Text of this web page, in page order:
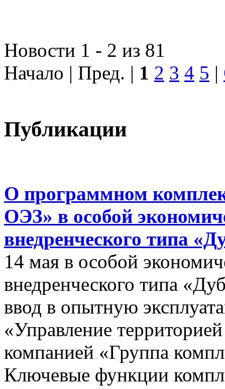
Новости 1 - 2 из 81
Начало | Пред. | 1 2 3 4 5 |
Публикации
О программном
ОЭЗ» в особой
внедренческого типа
14 мая в особой
внедренческого типа
ввод в опытную
«Управление
компанией «Группа
Ключевые функции